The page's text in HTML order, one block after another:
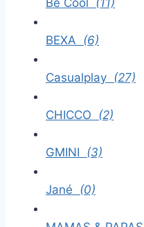
BEXA (6)
Casualplay (27)
CHICCO (2)
GMINI (3)
Jané (0)